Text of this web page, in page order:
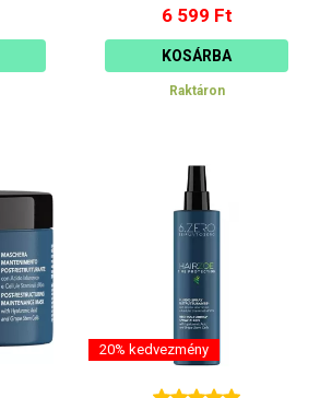
6 599 Ft
KOSÁRBA
Raktáron
20% kedvezmény